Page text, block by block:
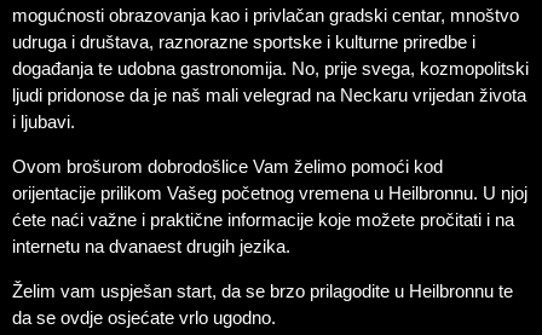
mogućnosti obrazovanja kao i privlačan gradski centar, mnoštvo
udruga i društava, raznorazne sportske i kulturne priredbe i
događanja te udobna gastronomija. No, prije svega, kozmopolitski
ljudi pridonose da je naš mali velegrad na Neckaru vrijedan života
i ljubavi.
Ovom brošurom dobrodošlice Vam želimo pomoći kod
orijentacije prilikom Vašeg početnog vremena u Heilbronnu. U njoj
ćete naći važne i praktične informacije koje možete pročitati i na
internetu na dvanaest drugih jezika.
Želim vam uspješan start, da se brzo prilagodite u Heilbronnu te
da se ovdje osjećate vrlo ugodno.